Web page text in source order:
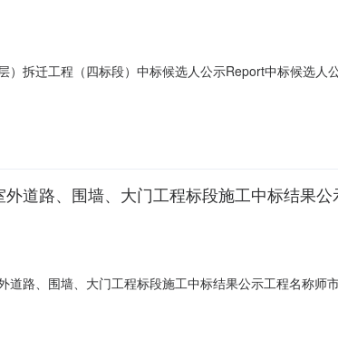
拆迁工程（四标段）中标候选人公示Report中标候选
称新疆新伟建筑工程有限公司投标报价大写壹仟贰佰玖
道路、围墙、大门工程标段施工中标结果公
道路、围墙、大门工程标段施工中标结果公示工程名称
佰叁拾肆万叁仟壹佰捌拾伍元壹角贰分工期2017年7月